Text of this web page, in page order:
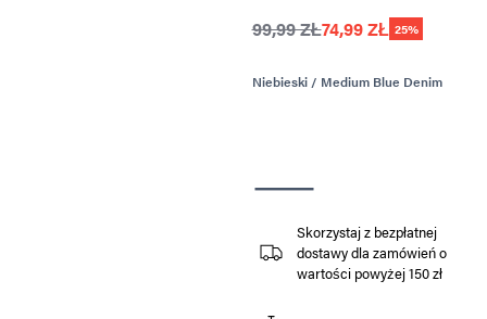
99,99 ZŁ74,99 ZŁ 25%
Niebieski / Medium Blue Denim
Skorzystaj z bezpłatnej
dostawy dla zamówień o
wartości powyżej 150 zł